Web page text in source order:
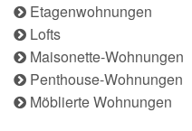
Etagenwohnungen
Lofts
Maisonette-Wohnungen
Penthouse-Wohnungen
Möblierte Wohnungen